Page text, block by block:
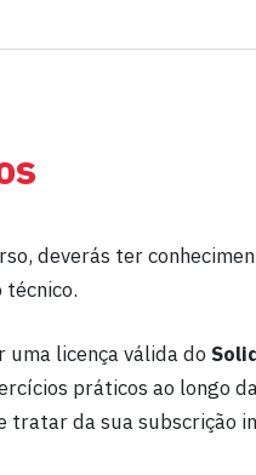
deverás ter
técnico.
licença válida do
práticos ao longo
tratar da sua subscrição